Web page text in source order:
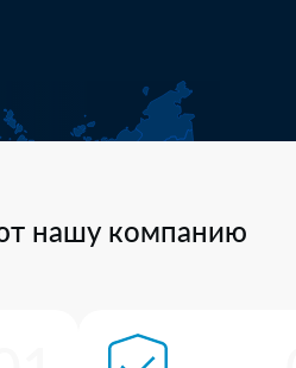
нашу компанию